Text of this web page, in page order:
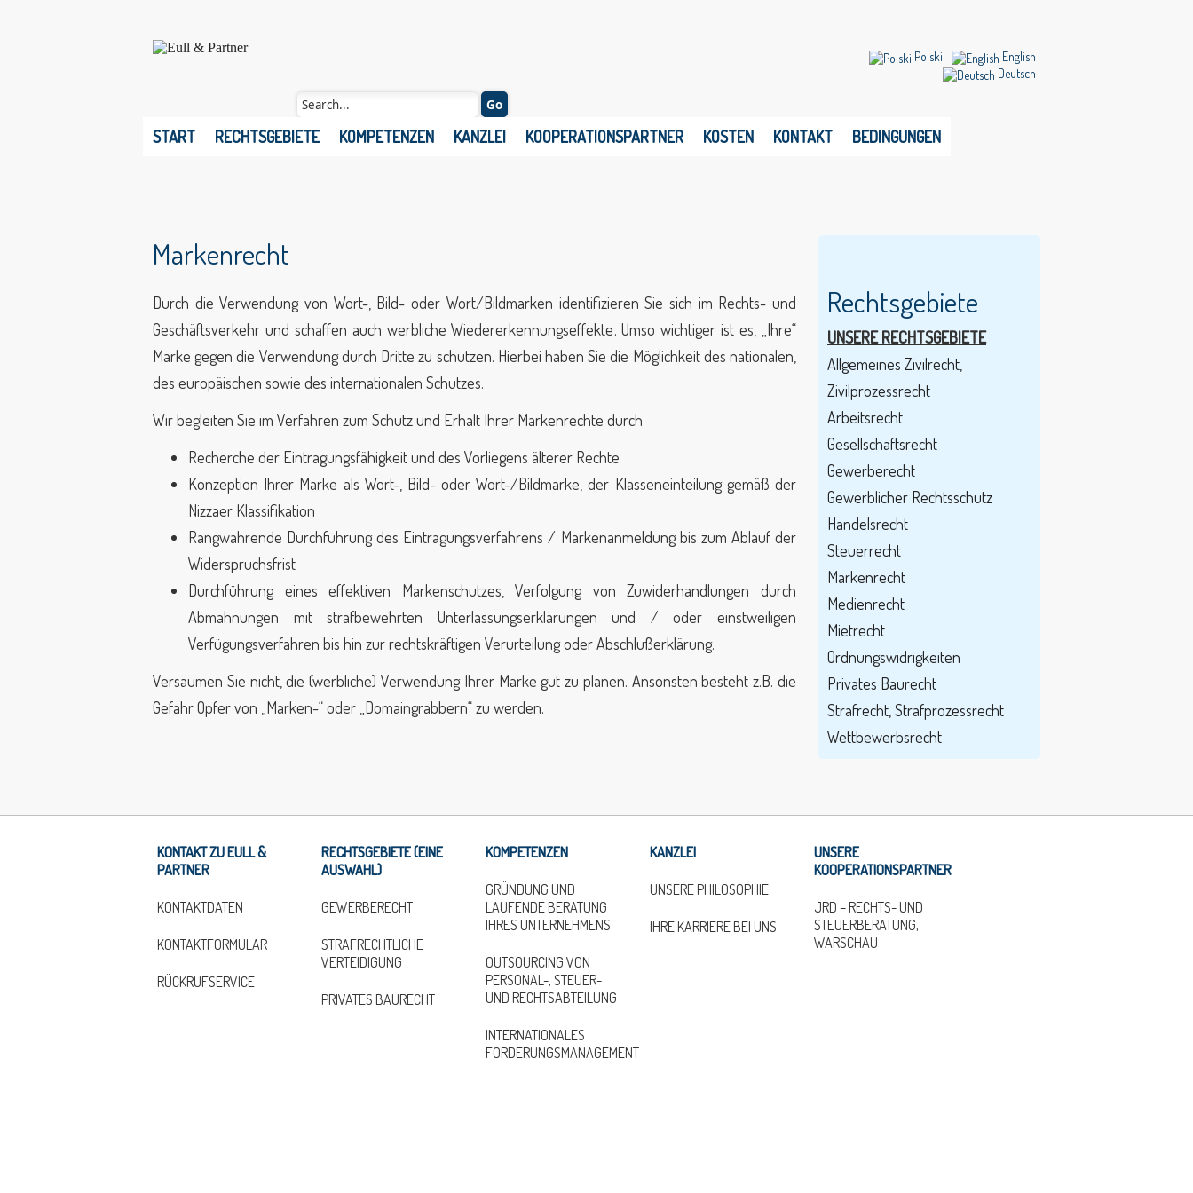
English
Polski
Deutsch
START RECHTSGEBIETE KOMPETENZEN KANZLEI KOOPERATIONSPARTNER KOSTEN KONTAKT BEDINGUNGEN
Markenrecht
Durch die Verwendung von Wort-, Bild- oder Wort/Bildmarken identifizieren Sie sich im Rechts- und
Geschäftsverkehr und schaffen auch werbliche Wiedererkennungseffekte. Umso wichtiger ist es, „Ihre“
Marke gegen die Verwendung durch Dritte zu schützen. Hierbei haben Sie die Möglichkeit des nationalen,
des europäischen sowie des internationalen Schutzes.
Wir begleiten Sie im Verfahren zum Schutz und Erhalt Ihrer Markenrechte durch
Recherche der Eintragungsfähigkeit und des Vorliegens älterer Rechte
Konzeption Ihrer Marke als Wort-, Bild- oder Wort-/Bildmarke, der Klasseneinteilung gemäß der
Nizzaer Klassifikation
Rangwahrende Durchführung des Eintragungsverfahrens / Markenanmeldung bis zum Ablauf der
Widerspruchsfrist
Durchführung eines effektiven Markenschutzes, Verfolgung von Zuwiderhandlungen durch
Abmahnungen mit strafbewehrten Unterlassungserklärungen und / oder einstweiligen
Verfügungsverfahren bis hin zur rechtskräftigen Verurteilung oder Abschlußerklärung.
Versäumen Sie nicht, die (werbliche) Verwendung Ihrer Marke gut zu planen. Ansonsten besteht z.B. die
Gefahr Opfer von „Marken-“ oder „Domaingrabbern“ zu werden.
Rechtsgebiete
UNSERE RECHTSGEBIETE
Allgemeines Zivilrecht,
Zivilprozessrecht
Arbeitsrecht
Gesellschaftsrecht
Gewerberecht
Gewerblicher Rechtsschutz
Handelsrecht
Steuerrecht
Markenrecht
Medienrecht
Mietrecht
Ordnungswidrigkeiten
Privates Baurecht
Strafrecht, Strafprozessrecht
Wettbewerbsrecht
KONTAKT ZU EULL &
PARTNER
KONTAKTDATEN
KONTAKTFORMULAR
RÜCKRUFSERVICE
RECHTSGEBIETE (EINE
AUSWAHL)
GEWERBERECHT
STRAFRECHTLICHE
VERTEIDIGUNG
PRIVATES BAURECHT
KOMPETENZEN
GRÜNDUNG UND
LAUFENDE BERATUNG
IHRES UNTERNEHMENS
OUTSOURCING VON
PERSONAL-, STEUER-
UND RECHTSABTEILUNG
INTERNATIONALES
FORDERUNGSMANAGEMENT
KANZLEI
UNSERE PHILOSOPHIE
IHRE KARRIERE BEI UNS
UNSERE
KOOPERATIONSPARTNER
JRD – RECHTS- UND
STEUERBERATUNG,
WARSCHAU